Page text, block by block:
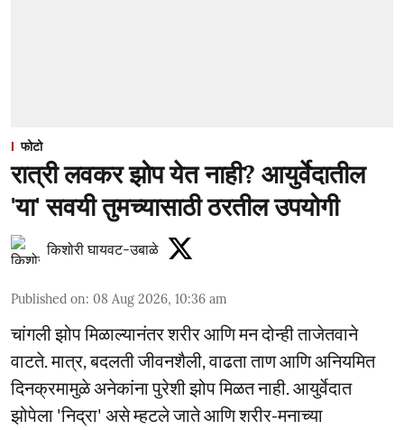
फोटो
रात्री लवकर झोप येत नाही? आयुर्वेदातील
'या' सवयी तुमच्यासाठी ठरतील उपयोगी
किशोरी घायवट-उबाळे
Published on: 08 Aug 2026, 10:36 am
चांगली झोप मिळाल्यानंतर शरीर आणि मन दोन्ही ताजेतवाने
वाटते. मात्र, बदलती जीवनशैली, वाढता ताण आणि अनियमित
दिनक्रमामुळे अनेकांना पुरेशी झोप मिळत नाही. आयुर्वेदात
झोपेला 'निद्रा' असे म्हटले जाते आणि शरीर-मनाच्या